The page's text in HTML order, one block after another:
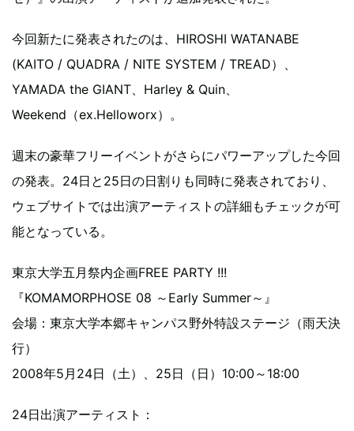
今回新たに発表されたのは、HIROSHI WATANABE
(KAITO / QUADRA / NITE SYSTEM / TREAD）、
YAMADA the GIANT、Harley & Quin、
Weekend（ex.Helloworx）。
週末の豪華フリーイベントがさらにパワーアップした今回
の発表。24日と25日の日割りも同時に発表されており、
ウェブサイトでは出演アーティストの詳細もチェックが可
能となっている。
東京大学五月祭内企画FREE PARTY !!!
『KOMAMORPHOSE 08 ～Early Summer～』
会場：東京大学本郷キャンパス野外特設ステージ（雨天決
行）
2008年5月24日（土）、25日（日）10:00～18:00
24日出演アーティスト：